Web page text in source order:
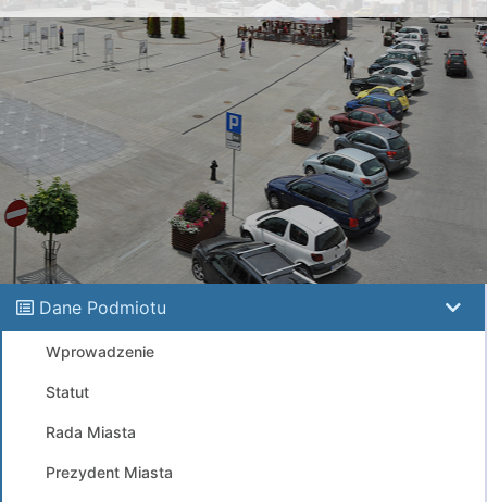
Dane Podmiotu
Wprowadzenie
Statut
Rada Miasta
Prezydent Miasta